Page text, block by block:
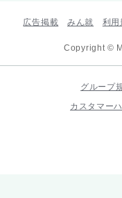
広告掲載 みん就 利用
Copyright ©
グループ
カスタマー